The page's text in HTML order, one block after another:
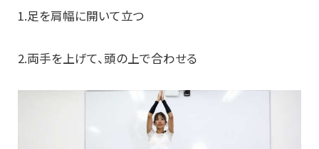
1.足を肩幅に開いて立つ
2.両手を上げて、頭の上で合わせる